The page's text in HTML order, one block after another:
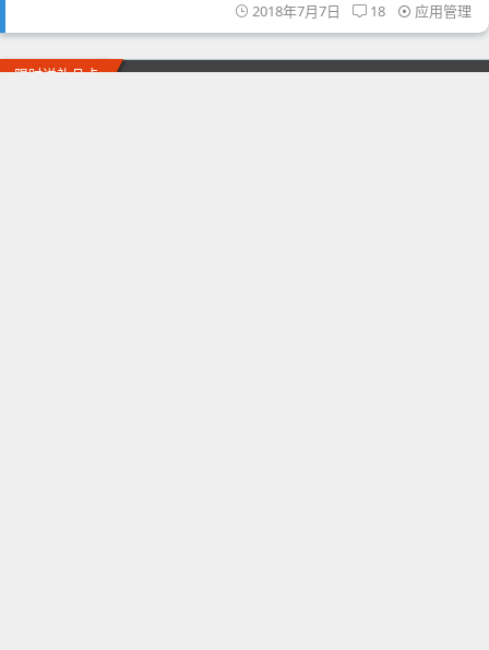
2018年7月7日 18 应用管理
限时送礼品卡